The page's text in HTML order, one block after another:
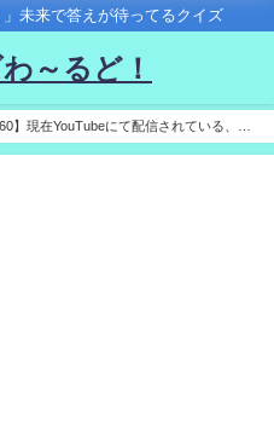
」未来で答えが待ってるクイズ
～るど！
】現在YouTubeにて配信されている、
。視聴回数が１億を超えるのはいつ？